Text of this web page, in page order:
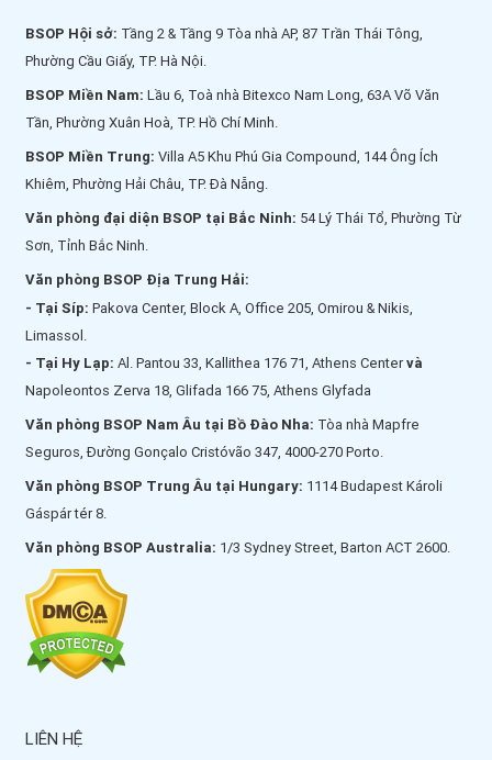
BSOP Hội sở: Tầng 2 & Tầng 9 Tòa nhà AP, 87 Trần Thái Tông,
Phường Cầu Giấy, TP. Hà Nội.
BSOP Miền Nam: Lầu 6, Toà nhà Bitexco Nam Long, 63A Võ Văn
Tần, Phường Xuân Hoà, TP. Hồ Chí Minh.
BSOP Miền Trung: Villa A5 Khu Phú Gia Compound, 144 Ông Ích
Khiêm, Phường Hải Châu, TP. Đà Nẵng.
Văn phòng đại diện BSOP tại Bắc Ninh: 54 Lý Thái Tổ, Phường Từ
Sơn, Tỉnh Bắc Ninh.
Văn phòng BSOP Địa Trung Hải:
- Tại Síp: Pakova Center, Block A, Office 205, Omirou & Nikis,
Limassol.
- Tại Hy Lạp: Al. Pantou 33, Kallithea 176 71, Athens Centervà
Napoleontos Zerva 18, Glifada 166 75, Athens Glyfada
Văn phòng BSOP Nam Âu tại Bồ Đào Nha: Tòa nhà Mapfre
Seguros, Đường Gonçalo Cristóvão 347, 4000-270 Porto.
Văn phòng BSOP Trung Âu tại Hungary: 1114 Budapest Károli
Gáspár tér 8.
Văn phòng BSOP Australia: 1/3 Sydney Street, Barton ACT 2600.
LIÊN HỆ